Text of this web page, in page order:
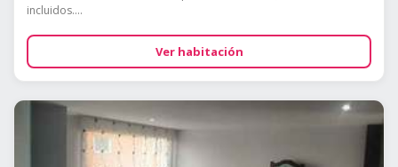
incluidos....
Ver habitación